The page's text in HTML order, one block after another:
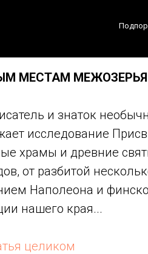
МЕСТАМ МЕЖОЗЕРЬЯ
и знаток
исследование
храмы и древние
от разбитой
Наполеона и
нашего края...
целиком